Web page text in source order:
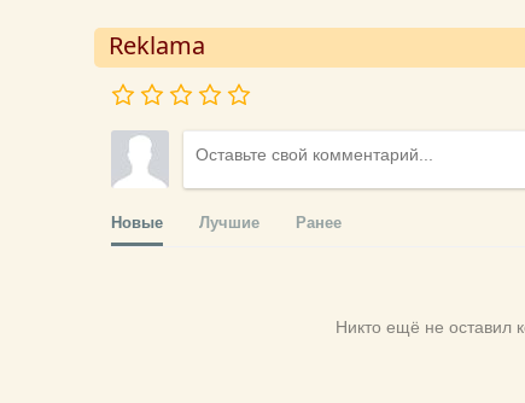
Reklama
Новые Лучшие Ранее
Никто ещё не оставил